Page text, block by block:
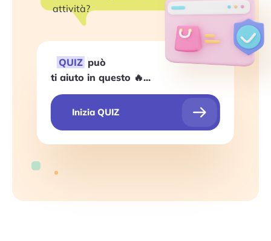
attività?
QUIZ può
ti aiuto in questo 🔥...
Inizia QUIZ